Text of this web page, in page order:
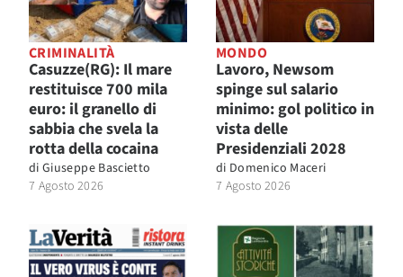
CRIMINALITÀ
Casuzze(RG): Il mare
restituisce 700 mila
euro: il granello di
sabbia che svela la
rotta della cocaina
di Giuseppe Bascietto
7 Agosto 2026
MONDO
Lavoro, Newsom
spinge sul salario
minimo: gol politico in
vista delle
Presidenziali 2028
di Domenico Maceri
7 Agosto 2026